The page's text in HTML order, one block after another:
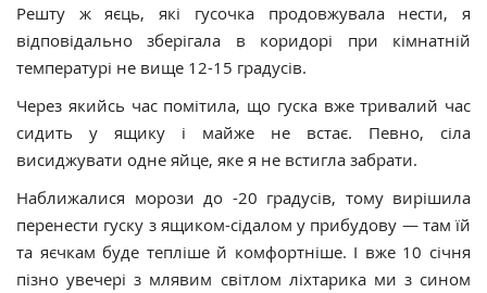
Решту ж яєць, які гусочка продовжувала нести, я
відповідально зберігала в коридорі при кімнатній
температурі не вище 12-15 градусів.
Через якийсь час помітила, що гуска вже тривалий час
сидить у ящику і майже не встає. Певно, сіла
висиджувати одне яйце, яке я не встигла забрати.
Наближалися морози до -20 градусів, тому вирішила
перенести гуску з ящиком-сідалом у прибудову — там їй
та яєчкам буде тепліше й комфортніше. І вже 10 січня
пізно увечері з млявим світлом ліхтарика ми з сином